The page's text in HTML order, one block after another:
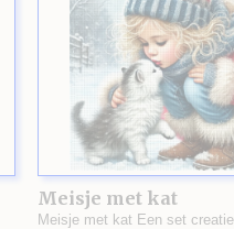
Meisje met kat
Meisje met kat Een set